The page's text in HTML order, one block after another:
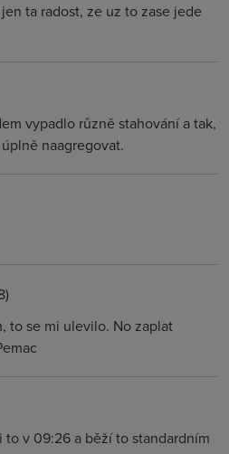
ta radost, ze uz to zase jede
vypadlo různě stahování a tak,
naagregovat.
to se mi ulevilo. No zaplat
v 09:26 a běží to standardním